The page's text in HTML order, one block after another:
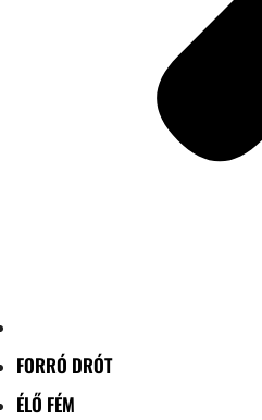
FORRÓ DRÓT
ÉLŐ FÉM